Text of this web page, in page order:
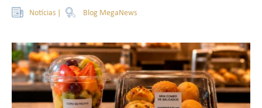
Blog MegaNews